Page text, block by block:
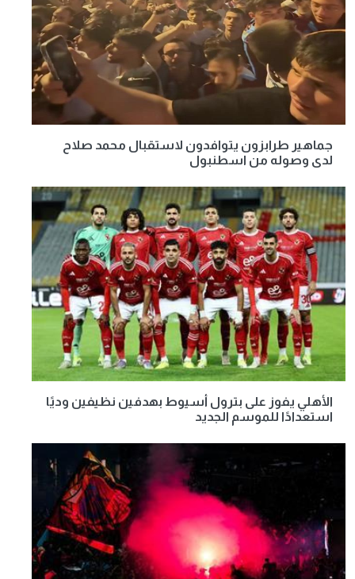
جماهير طرابزون يتوافدون لاستقبال محمد صلاح
لدى وصوله من اسطنبول
الأهلي يفوز على بترول أسيوط بهدفين نظيفين وديًا
استعدادًا للموسم الجديد